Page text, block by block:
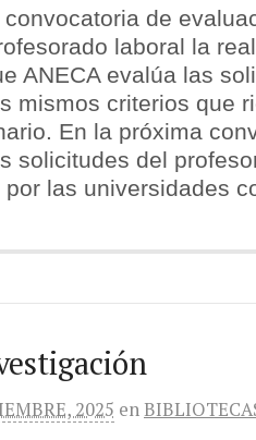
de
laboral la
ANECA evalúa las
mismos criterios que
En la próxima
solicitudes del
las universidades
2025 en